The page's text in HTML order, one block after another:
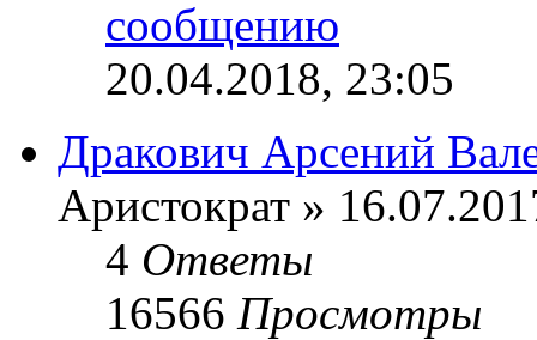
20.04.2018, 23:05
Дракович Арсений
Аристократ »
4 Ответы
16566 Просмотры